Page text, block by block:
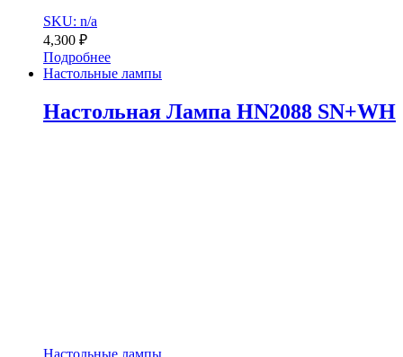
SKU: n/a
4,300 ₽
Подробнее
Настольные лампы
Настольная Лампа HN2088 SN+WH
Настольные лампы